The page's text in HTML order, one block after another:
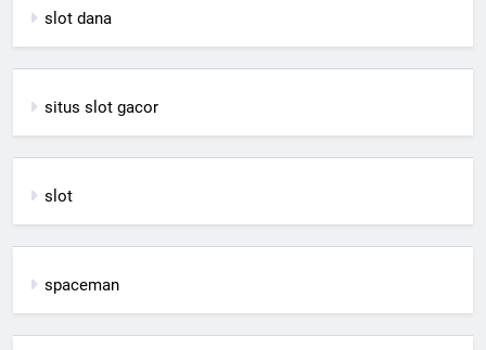
slot dana
situs slot gacor
slot
spaceman